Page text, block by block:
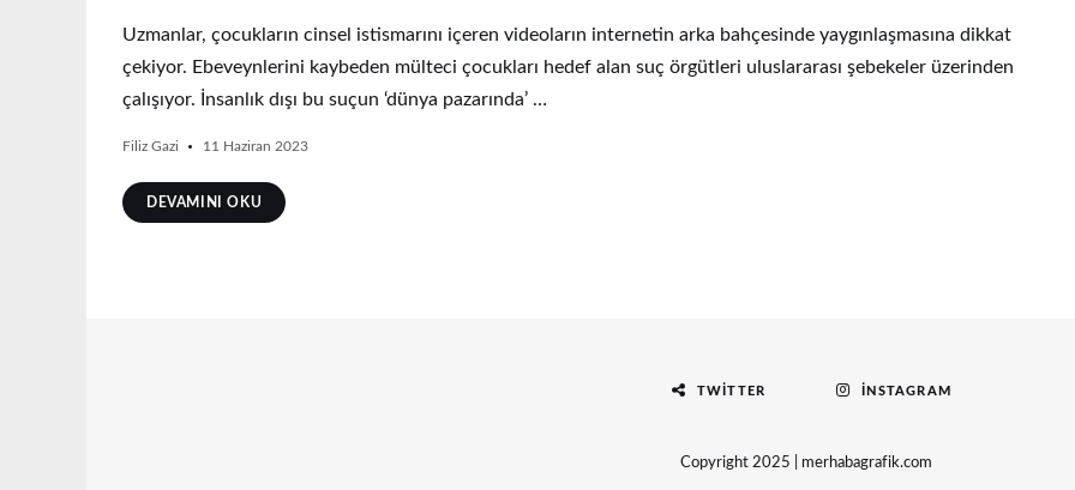
Uzmanlar, çocukların cinsel istismarını içeren videoların internetin arka bahçesinde yaygınlaşmasına dikkat
çekiyor. Ebeveynlerini kaybeden mülteci çocukları hedef alan suç örgütleri uluslararası şebekeler üzerinden
çalışıyor. İnsanlık dışı bu suçun ‘dünya pazarında’ …
Filiz Gazi 11 Haziran 2023
DEVAMINI OKU
TWITTER İNSTAGRAM
Copyright 2025 | merhabagrafik.com